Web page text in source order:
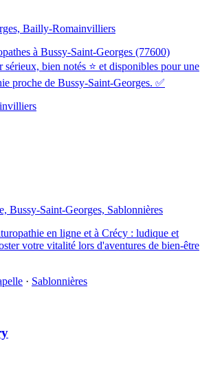
Bailly-Romainvilliers
à Bussy-Saint-Georges (77600)
sérieux, bien notés ⭐ et disponibles pour une
proche de Bussy-Saint-Georges. ✅
Bussy-Saint-Georges, Sablonnières
en ligne et à Crécy : ludique et
votre vitalité lors d'aventures de bien-être
· Sablonnières